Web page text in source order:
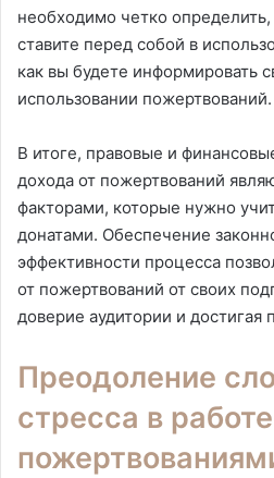
необходимо четко
ставите перед собой в
как вы будете информировать
использовании пожертвований.
В итоге, правовые и
дохода от пожертвований
факторами, которые нужно
донатами. Обеспечение
эффективности процесса
от пожертвований от своих
доверие аудитории и достигая
Преодоление
стресса в